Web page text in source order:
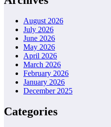
August 2026
July 2026
June 2026
May 2026
April 2026
March 2026
February 2026
January 2026
December 2025
Categories